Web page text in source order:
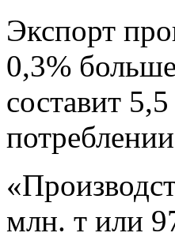
Экспорт
0,3%
составит
млн. т или